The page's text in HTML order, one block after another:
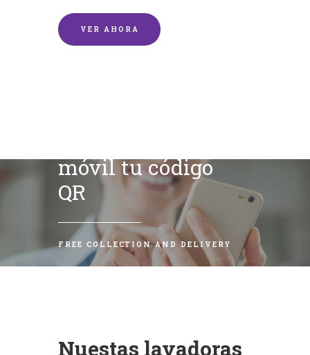
VER AHORA
móvil tu código
QR
FREE COLLECTION AND DELIVERY
Nuestas lavadoras